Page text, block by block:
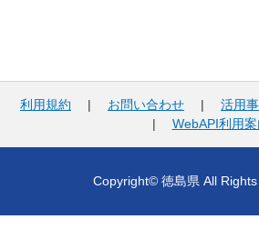
利用規約 | お問い合わせ | 活用
| WebAPI利用案
Copyright© 徳島県 All Rights